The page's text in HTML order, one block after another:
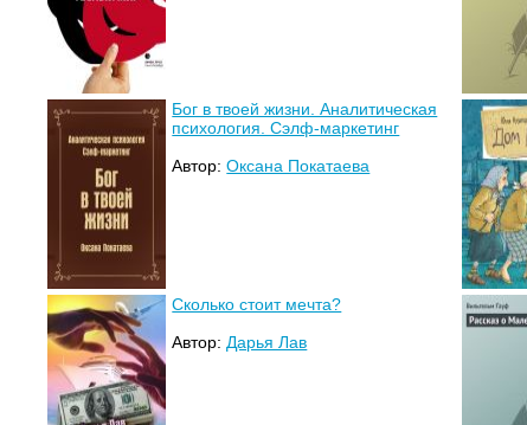
Бог в твоей жизни. Аналитическая
психология. Сэлф-маркетинг
Автор:Оксана Покатаева
Сколько стоит мечта?
Автор:Дарья Лав